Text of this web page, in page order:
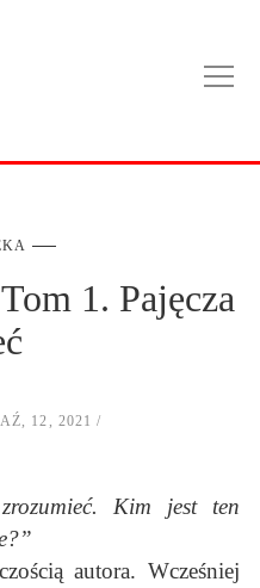
1. Pajęcza
12, 2021
Kim jest ten
autora. Wcześniej